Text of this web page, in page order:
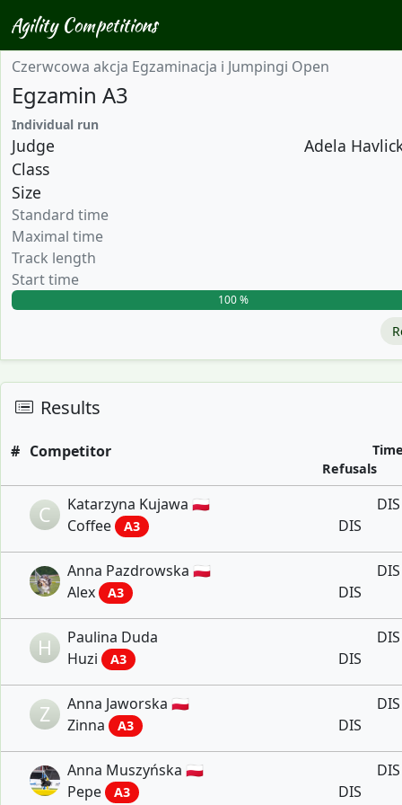
Agility Competitions
Czerwcowa akcja Egzaminacja i Jumpingi Open
Egzamin A3
Individual run
Judge
Adela
Class
Size
Standard time
Maximal time
Track length
Start time
100 %
Results
# Competitor
Refusals
C
Katarzyna Kujawa 🇵🇱
Coffee
A3
DIS
DIS
Anna Pazdrowska 🇵🇱
Alex
A3
DIS
DIS
H
Paulina Duda
Huzi
A3
DIS
DIS
Z
Anna Jaworska 🇵🇱
Zinna
A3
DIS
DIS
Anna Muszyńska 🇵🇱
Pepe
A3
DIS
DIS